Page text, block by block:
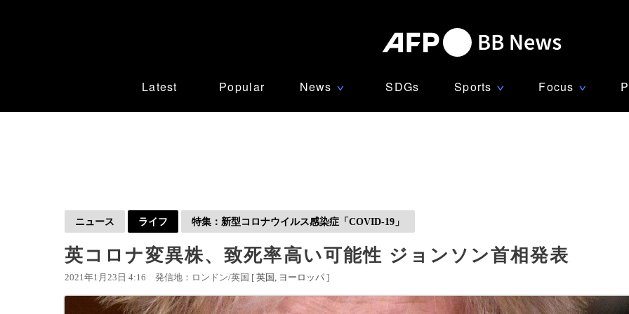
Latest Popular News ∨ SDGs Sports ∨ Focus ∨
ニュース ライフ 特集：新型コロナウイルス感染症「COVID-19」
英コロナ変異株、致死率高い可能性 ジョンソン首相発表
2021年1月23日 4:16 発信地：ロンドン/英国 [ 英国 ヨーロッパ ]